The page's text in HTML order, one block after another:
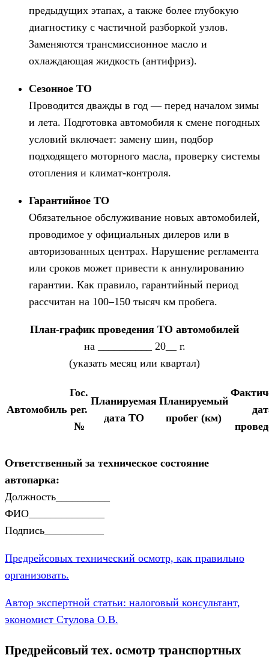
предыдущих этапах, а также более глубокую
диагностику с частичной разборкой узлов.
Заменяются трансмиссионное масло и
охлаждающая жидкость (антифриз).
Сезонное ТО
Проводится дважды в год — перед началом зимы
и лета. Подготовка автомобиля к смене погодных
условий включает: замену шин, подбор
подходящего моторного масла, проверку системы
отопления и климат-контроля.
Гарантийное ТО
Обязательное обслуживание новых автомобилей,
проводимое у официальных дилеров или в
авторизованных центрах. Нарушение регламента
или сроков может привести к аннулированию
гарантии. Как правило, гарантийный период
рассчитан на 100–150 тысяч км пробега.
План-график проведения ТО автомобилей
на __________ 20__ г.
(указать месяц или квартал)
Автомобиль
Гос.
рег.
№
Планируемая
дата ТО
Планируемый
пробег (км)
Ответственный за техническое состояние
автопарка:
Должность__________
ФИО______________
Подпись___________
Предрейсовых технический осмотр, как правильно
организовать.
Автор экспертной статьи: налоговый консультант,
экономист Стулова О.В.
Предрейсовый тех. осмотр транспортных